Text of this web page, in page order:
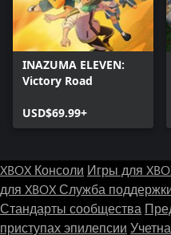
INAZUMA ELEVEN:
Victory Road
USD$69.99+
XBOX Консоли Игры для
для XBOXСлужба
Стандарты сообщества
приступах эпилепсии